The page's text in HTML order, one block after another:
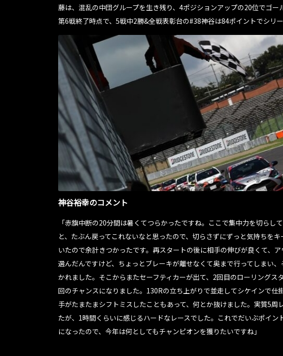
藤は、混乱の中団グループを生き残り、4ポジションアップの20位でゴー
第6戦終了時点で、5戦中2勝&全戦表彰台の#38神谷は84ポイントでシリ
神谷裕幸のコメント
「赤旗中断の20分間は暑くてつらかったですね。ここで集中力を切らし
と、たぶん戻ってこれないなと思ったので、切らさずにずっと気持ちをキ
いたので余計きつかったです。再スタートの後に相手の伸びが良くて、ア
選んだんですけど、ちょっとブレーキが離せなくて奥まで行ってしまい、
かれました。そこからまたセーフティカーが出て、2回目のローリングス
回のチャンスになりました。130Rの立ち上がりで並走してシケインで仕
手がたまたまシフトミスしたこともあって、何とか抜けました。実質5周
たが、1時間くらいに感じるハードなレースでした。これでだいぶポイン
になったので、今年は何としてもチャンピオンを獲りたいですね」